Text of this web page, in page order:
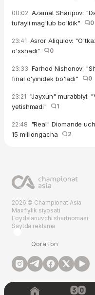
00:02 Azamat Sharipov:
tufayli mag'lub bo'ldik"
0
23:41 Asror Aliqulov:
o'xshadi"
0
23:33 Farhod Nishonov:
final o'yinidek bo'ladi"
0
23:21 "Jayxun" murabbiyi:
yetishmadi"
1
22:48 "Real" Diomande
15 milliongacha
2
2026 © Championat.Asia
Maxfiylik siyosati
Foydalanuvchi shartnomasi
Saytda reklama
Qora fon